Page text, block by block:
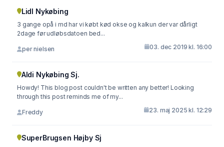
Lidl Nykøbing
3 gange opå i md har vi købt kød okse og kalkun der var dårligt
2dage før udløbsdatoen bed...
per nielsen 03. dec 2019 kl. 16:00
Aldi Nykøbing Sj.
Howdy! This blog post couldn't be written any better! Looking
through this post reminds me of my...
Freddy 23. maj 2025 kl. 12:29
SuperBrugsen Højby Sj